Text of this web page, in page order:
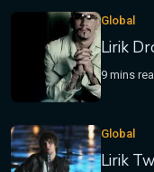
Global
Lirik
9 mins
Global
Lirik